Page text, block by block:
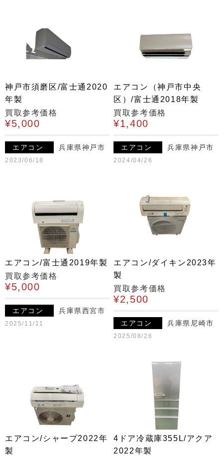
神戸市須磨区/富士通2020
年製
買取参考価格
¥5,000
エアコン 兵庫県神戸市
2023/06/18
エアコン（神戸市中央
区）/富士通2018年製
買取参考価格
¥1,400
エアコン 兵庫県神戸市
2024/04/26
エアコン/富士通2019年製
買取参考価格
¥5,000
エアコン 兵庫県西宮市
2025/11/11
エアコン/ダイキン2023年
製
買取参考価格
¥2,500
エアコン 兵庫県尼崎市
2025/08/26
エアコン/シャープ2022年
製
4ドア冷蔵庫355L/アクア
2022年製